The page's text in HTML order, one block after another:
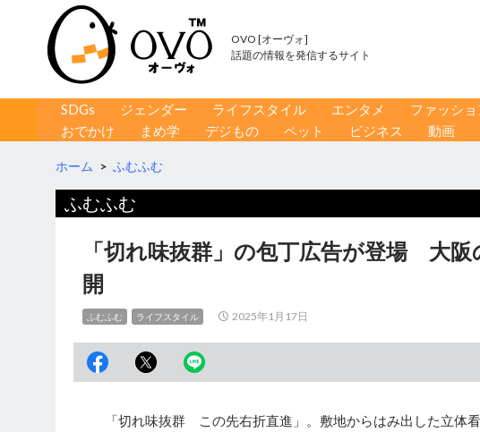
OVO [オーヴォ]
話題の情報を発信するサイト
コンテンツへ移動
SDGs ジェンダー ライフスタイル エンタメ ファッショ
おでかけ
まめ学 デジもの ペット ビジネス 動画
ホーム > ふむふむ
ふむふむ
「切れ味抜群」の包丁広告が登場 大
開
ふむふむ ライフスタイル 2025年1月17日
「切れ味抜群 この先右折直進」。敷地からはみ出した立体